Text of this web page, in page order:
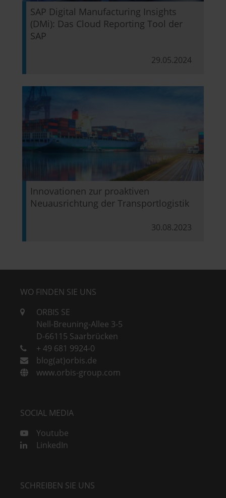
SAP Digital Manufacturing Insights
(DMi): Das Cloud Reporting Tool der
SAP
29.05.2024
Innovationen zur proaktiven
Neuausrichtung der Transportlogistik
30.08.2023
WO FINDEN SIE UNS
ORBIS SE
Nell-Breuning-Allee 3-5
D-66115 Saarbrücken
+ 49 681 9924-0
blog(at)orbis.de
www.orbis-group.com
SOCIAL MEDIA
Youtube
LinkedIn
SCHREIBEN SIE UNS